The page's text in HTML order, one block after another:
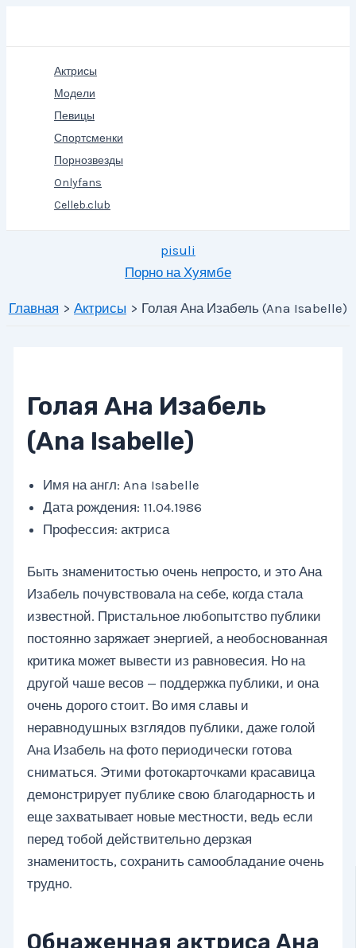
Актрисы
Модели
Певицы
Спортсменки
Порнозвезды
Onlyfans
Celleb.club
pisuli
Порно на Хуямбе
Главная Актрисы Голая Ана Изабель (Ana Isabelle)
Голая Ана Изабель
(Ana Isabelle)
Имя на англ: Ana Isabelle
Дата рождения: 11.04.1986
Профессия: актриса
Быть знаменитостью очень непросто, и это Ана
Изабель почувствовала на себе, когда стала
известной. Пристальное любопытство публики
постоянно заряжает энергией, а необоснованная
критика может вывести из равновесия. Но на
другой чаше весов — поддержка публики, и она
очень дорого стоит. Во имя славы и
неравнодушных взглядов публики, даже голой
Ана Изабель на фото периодически готова
сниматься. Этими фотокарточками красавица
демонстрирует публике свою благодарность и
еще захватывает новые местности, ведь если
перед тобой действительно дерзкая
знаменитость, сохранить самообладание очень
трудно.
Обнаженная актриса Ана